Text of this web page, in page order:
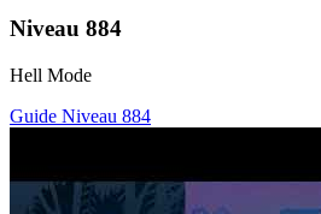
Niveau 884
Hell Mode
Guide Niveau 884